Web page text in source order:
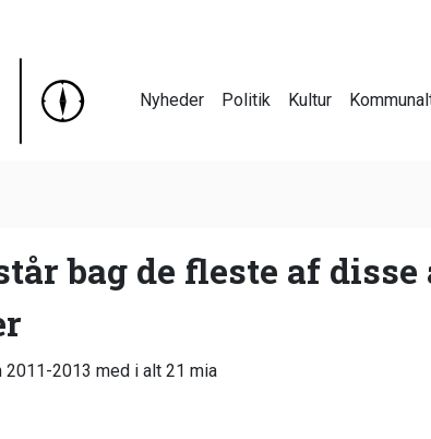
Nyheder Politik Kultur
bag de fleste af
2013 med i alt 21 mia